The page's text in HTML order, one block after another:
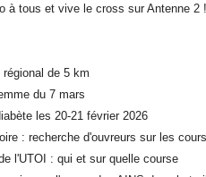
à tous et vive le cross sur Antenne 2
de 5 km
du 7 mars
les 20-21 février 2026
: recherche d'ouvreurs sur les
l'UTOI : qui et sur quelle course